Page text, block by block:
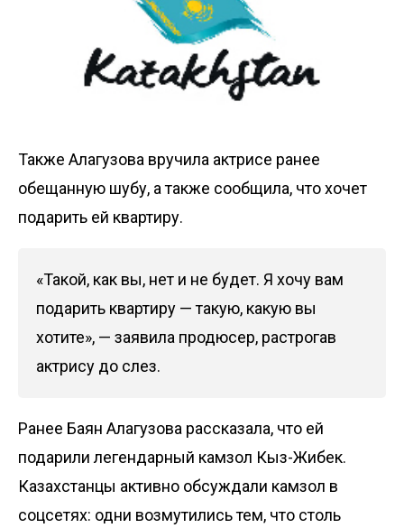
Также Алагузова вручила актрисе ранее
обещанную шубу, а также сообщила, что хочет
подарить ей квартиру.
«Такой, как вы, нет и не будет. Я хочу вам
подарить квартиру — такую, какую вы
хотите», — заявила продюсер, растрогав
актрису до слез.
Ранее Баян Алагузова рассказала, что ей
подарили легендарный камзол Кыз-Жибек.
Казахстанцы активно обсуждали камзол в
соцсетях: одни возмутились тем, что столь